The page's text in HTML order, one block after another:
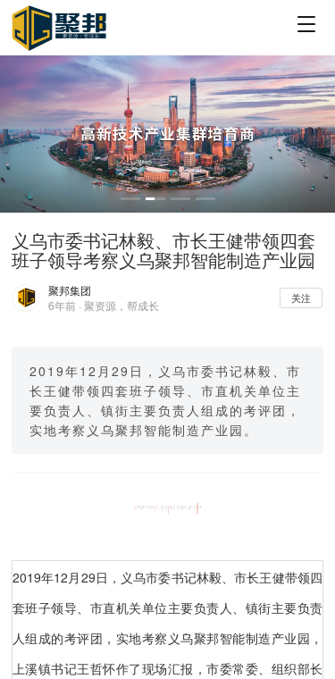
T
g
g
l
e
n
a
v
i
t
i
o
n
义乌市委书记林毅、市长王健带领四套
班子领导考察义乌聚邦智能制造产业园
聚邦集团
6年前 · 聚资源，帮成长
关注
2019年12月29日，义乌市委书记林毅、市
长王健带领四套班子领导、市直机关单位主
要负责人、镇街主要负责人组成的考评团，
实地考察义乌聚邦智能制造产业园。
2019年12月29日，义乌市委书记林毅、市长王健带领四
套班子领导、市直机关单位主要负责人、镇街主要负责
人组成的考评团，实地考察义乌聚邦智能制造产业园，
上溪镇书记王哲怀作了现场汇报，市委常委、组织部长